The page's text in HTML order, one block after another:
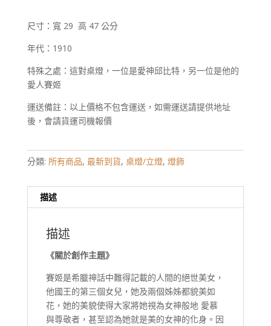
尺寸：寬 29 高 47 公分
年代：1910
特殊之處：這對桌燈，一位是愛神邱比特，另一位是他的
愛人賽姬
運送備註：以上價格不包含運送，如需運送請提供地址
後，會請貨運司機報價
分類: 所有商品, 最新到貨, 桌燈/立燈, 燈飾
描述
描述
《關於創作主題》
賽姬是希臘神話中難得記載的人間的絕世美女，
他國王的第三個女兒，她及兩個姊姊都貌美如
花，她的美貌使得大家將她視為女神般地 愛慕
與尊敬者，甚至認為她就是美的女神的化身。因